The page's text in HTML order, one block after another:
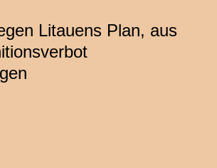
Litauens Plan, aus